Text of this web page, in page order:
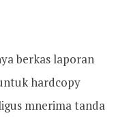
berkas laporan
hardcopy
mnerima tanda